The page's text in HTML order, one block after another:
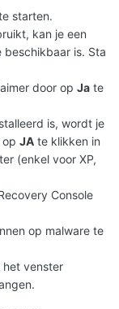
starten.
kan je een
is. Sta
door op Ja te
is, wordt je
JA te klikken in
(enkel voor XP,
Console
op malware te
het venster